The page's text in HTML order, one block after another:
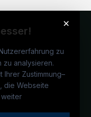
×
Nutzererfahrung zu
analysieren.
Ihrer Zustimmung–
die Webseite